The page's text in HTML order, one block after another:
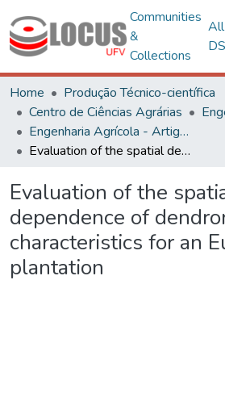
Communities
&
Collections
Home
Produção Técnico-científica
Centro de Ciências Agrárias
Engenharia Agrícola - Artigos
Evaluation of the spatial dependence of dendrometric characteristics for an Eucalyptus plantation
Evaluation of the
dependence of
characteristics for an
plantation